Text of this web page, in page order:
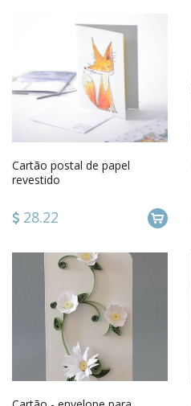
Cartão postal de papel
revestido
28.22